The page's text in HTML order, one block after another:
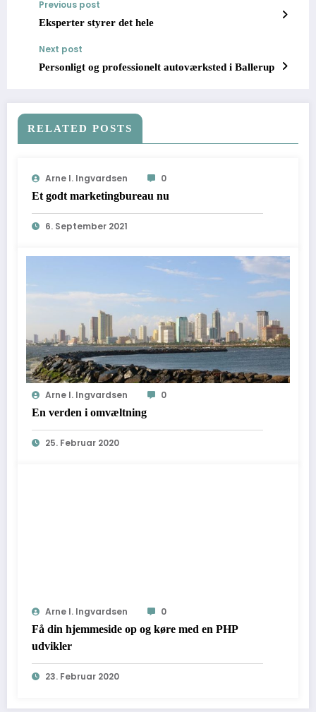
Previous post
Eksperter styrer det hele
Next post
Personligt og professionelt autoværksted i Ballerup
RELATED POSTS
Arne I. Ingvardsen
0
Et godt marketingbureau nu
6. September 2021
Arne I. Ingvardsen
0
En verden i omvæltning
25. Februar 2020
Arne I. Ingvardsen
0
Få din hjemmeside op og køre med en PHP
udvikler
23. Februar 2020